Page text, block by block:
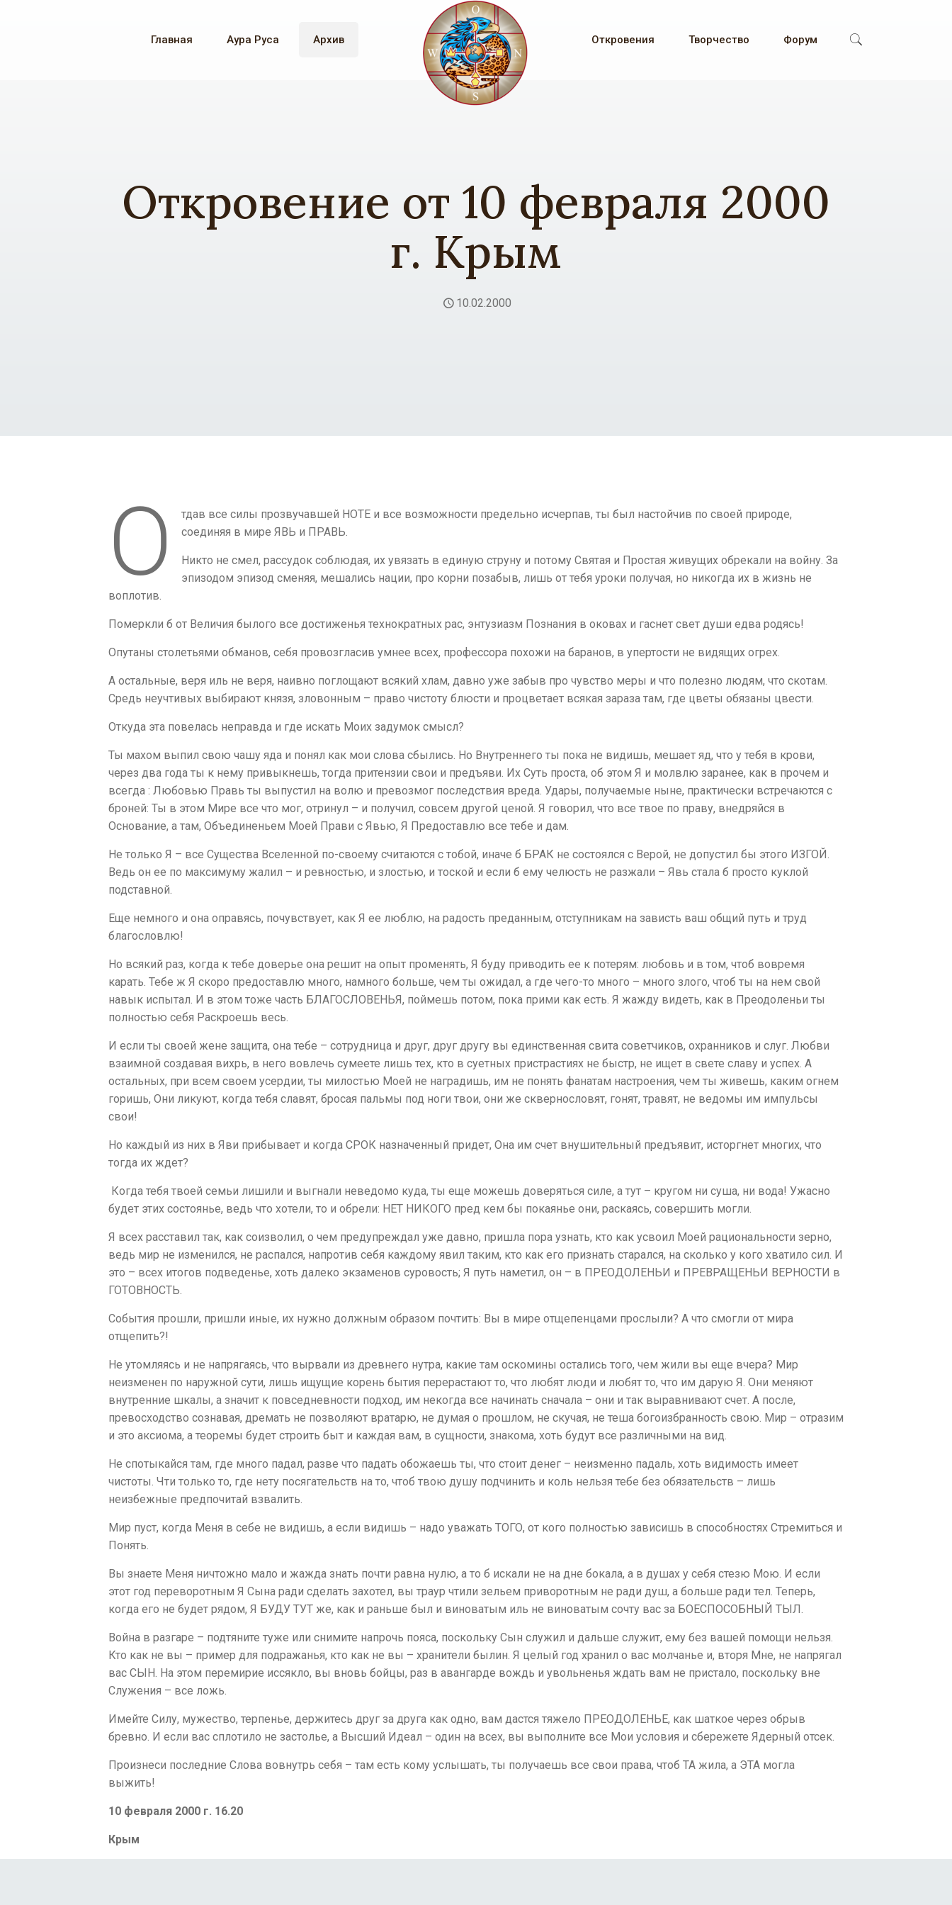
Главная Аура Руса Архив Откровения Творчество Форум
Откровение от 10 февраля 2000
г. Крым
10.02.2000
О
тдав все силы прозвучавшей НОТЕ и все возможности предельно исчерпав, ты был настойчив по своей природе,
соединяя в мире ЯВЬ и ПРАВЬ.
Никто не смел, рассудок соблюдая, их увязать в единую струну и потому Святая и Простая живущих обрекали на войну. За
эпизодом эпизод сменяя, мешались нации, про корни позабыв, лишь от тебя уроки получая, но никогда их в жизнь не
воплотив.
Померкли б от Величия былого все достиженья технократных рас, энтузиазм Познания в оковах и гаснет свет души едва родясь!
Опутаны столетьями обманов, себя провозгласив умнее всех, профессора похожи на баранов, в упертости не видящих огрех.
А остальные, веря иль не веря, наивно поглощают всякий хлам, давно уже забыв про чувство меры и что полезно людям, что скотам.
Средь неучтивых выбирают князя, зловонным – право чистоту блюсти и процветает всякая зараза там, где цветы обязаны цвести.
Откуда эта повелась неправда и где искать Моих задумок смысл?
Ты махом выпил свою чашу яда и понял как мои слова сбылись. Но Внутреннего ты пока не видишь, мешает яд, что у тебя в крови,
через два года ты к нему привыкнешь, тогда притензии свои и предъяви. Их Суть проста, об этом Я и молвлю заранее, как в прочем и
всегда : Любовью Правь ты выпустил на волю и превозмог последствия вреда. Удары, получаемые ныне, практически встречаются с
броней: Ты в этом Мире все что мог, отринул – и получил, совсем другой ценой. Я говорил, что все твое по праву, внедряйся в
Основание, а там, Объединеньем Моей Прави с Явью, Я Предоставлю все тебе и дам.
Не только Я – все Существа Вселенной по-своему считаются с тобой, иначе б БРАК не состоялся с Верой, не допустил бы этого ИЗГОЙ.
Ведь он ее по максимуму жалил – и ревностью, и злостью, и тоской и если б ему челюсть не разжали – Явь стала б просто куклой
подставной.
Еще немного и она оправясь, почувствует, как Я ее люблю, на радость преданным, отступникам на зависть ваш общий путь и труд
благословлю!
Но всякий раз, когда к тебе доверье она решит на опыт променять, Я буду приводить ее к потерям: любовь и в том, чтоб вовремя
карать. Тебе ж Я скоро предоставлю много, намного больше, чем ты ожидал, а где чего-то много – много злого, чтоб ты на нем свой
навык испытал. И в этом тоже часть БЛАГОСЛОВЕНЬЯ, поймешь потом, пока прими как есть. Я жажду видеть, как в Преодоленьи ты
полностью себя Раскроешь весь.
И если ты своей жене защита, она тебе – сотрудница и друг, друг другу вы единственная свита советчиков, охранников и слуг. Любви
взаимной создавая вихрь, в него вовлечь сумеете лишь тех, кто в суетных пристрастиях не быстр, не ищет в свете славу и успех. А
остальных, при всем своем усердии, ты милостью Моей не наградишь, им не понять фанатам настроения, чем ты живешь, каким огнем
горишь, Они ликуют, когда тебя славят, бросая пальмы под ноги твои, они же сквернословят, гонят, травят, не ведомы им импульсы
свои!
Но каждый из них в Яви прибывает и когда СРОК назначенный придет, Она им счет внушительный предъявит, исторгнет многих, что
тогда их ждет?
Когда тебя твоей семьи лишили и выгнали неведомо куда, ты еще можешь доверяться силе, а тут – кругом ни суша, ни вода! Ужасно
будет этих состоянье, ведь что хотели, то и обрели: НЕТ НИКОГО пред кем бы покаянье они, раскаясь, совершить могли.
Я всех расставил так, как соизволил, о чем предупреждал уже давно, пришла пора узнать, кто как усвоил Моей рациональности зерно,
ведь мир не изменился, не распался, напротив себя каждому явил таким, кто как его признать старался, на сколько у кого хватило сил. И
это – всех итогов подведенье, хоть далеко экзаменов суровость; Я путь наметил, он – в ПРЕОДОЛЕНЬИ и ПРЕВРАЩЕНЬИ ВЕРНОСТИ в
ГОТОВНОСТЬ.
События прошли, пришли иные, их нужно должным образом почтить: Вы в мире отщепенцами прослыли? А что смогли от мира
отщепить?!
Не утомляясь и не напрягаясь, что вырвали из древнего нутра, какие там оскомины остались того, чем жили вы еще вчера? Мир
неизменен по наружной сути, лишь ищущие корень бытия перерастают то, что любят люди и любят то, что им дарую Я. Они меняют
внутренние шкалы, а значит к повседневности подход, им некогда все начинать сначала – они и так выравнивают счет. А после,
превосходство сознавая, дремать не позволяют вратарю, не думая о прошлом, не скучая, не теша богоизбранность свою. Мир – отразим
и это аксиома, а теоремы будет строить быт и каждая вам, в сущности, знакома, хоть будут все различными на вид.
Не спотыкайся там, где много падал, разве что падать обожаешь ты, что стоит денег – неизменно падаль, хоть видимость имеет
чистоты. Чти только то, где нету посягательств на то, чтоб твою душу подчинить и коль нельзя тебе без обязательств – лишь
неизбежные предпочитай взвалить.
Мир пуст, когда Меня в себе не видишь, а если видишь – надо уважать ТОГО, от кого полностью зависишь в способностях Стремиться и
Понять.
Вы знаете Меня ничтожно мало и жажда знать почти равна нулю, а то б искали не на дне бокала, а в душах у себя стезю Мою. И если
этот год переворотным Я Сына ради сделать захотел, вы траур чтили зельем приворотным не ради душ, а больше ради тел. Теперь,
когда его не будет рядом, Я БУДУ ТУТ же, как и раньше был и виноватым иль не виноватым сочту вас за БОЕСПОСОБНЫЙ ТЫЛ.
Война в разгаре – подтяните туже или снимите напрочь пояса, поскольку Сын служил и дальше служит, ему без вашей помощи нельзя.
Кто как не вы – пример для подражанья, кто как не вы – хранители былин. Я целый год хранил о вас молчанье и, вторя Мне, не напрягал
вас СЫН. На этом перемирие иссякло, вы вновь бойцы, раз в авангарде вождь и увольненья ждать вам не пристало, поскольку вне
Служения – все ложь.
Имейте Силу, мужество, терпенье, держитесь друг за друга как одно, вам дастся тяжело ПРЕОДОЛЕНЬЕ, как шаткое через обрыв
бревно. И если вас сплотило не застолье, а Высший Идеал – один на всех, вы выполните все Мои условия и сбережете Ядерный отсек.
Произнеси последние Слова вовнутрь себя – там есть кому услышать, ты получаешь все свои права, чтоб ТА жила, а ЭТА могла
выжить!
10 февраля 2000 г. 16.20
Крым